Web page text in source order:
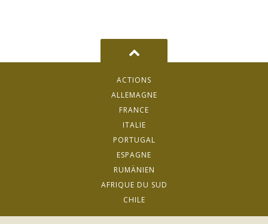
ACTIONS
ALLEMAGNE
FRANCE
ITALIE
PORTUGAL
ESPAGNE
RUMÄNIEN
AFRIQUE DU SUD
CHILE